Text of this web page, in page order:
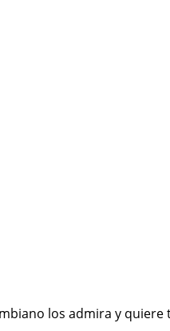
los admira y quiere